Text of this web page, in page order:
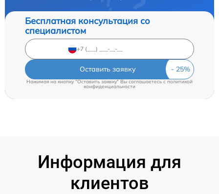
Бесплатная консультация со
специалистом
Оставить заявку
Нажимая на кнопку "Оставить заявку" Вы соглашаетесь cполитикой
конфиденциальности
Информация для
клиентов